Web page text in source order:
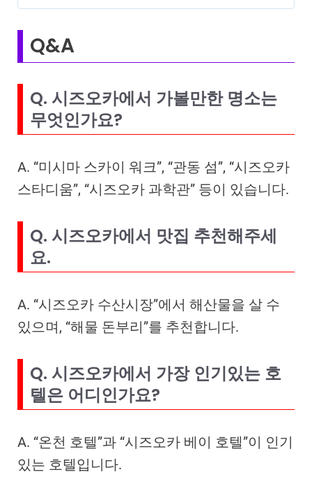
Q&A
Q. 시즈오카에서 가볼만한 명소는
무엇인가요?
A. “미시마 스카이 워크”, “관동 섬”, “시즈오카
스타디움”, “시즈오카 과학관” 등이 있습니다.
Q. 시즈오카에서 맛집 추천해주세
요.
A. “시즈오카 수산시장”에서 해산물을 살 수
있으며, “해물 돈부리”를 추천합니다.
Q. 시즈오카에서 가장 인기있는 호
텔은 어디인가요?
A. “온천 호텔”과 “시즈오카 베이 호텔”이 인기
있는 호텔입니다.